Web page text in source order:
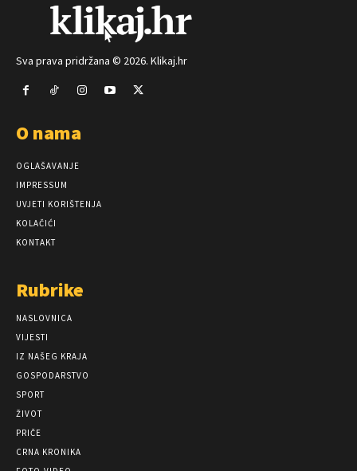
Sva prava pridržana © 2026. Klikaj.hr
O nama
OGLAŠAVANJE
IMPRESSUM
UVJETI KORIŠTENJA
KOLAČIĆI
KONTAKT
Rubrike
NASLOVNICA
VIJESTI
IZ NAŠEG KRAJA
GOSPODARSTVO
SPORT
ŽIVOT
PRIČE
CRNA KRONIKA